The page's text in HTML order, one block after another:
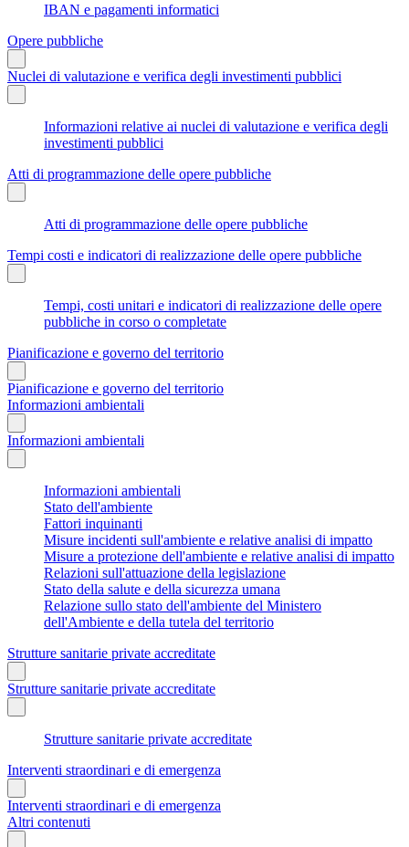
IBAN e pagamenti informatici
Opere pubbliche
Nuclei di valutazione e verifica degli investimenti pubblici
Informazioni relative ai nuclei di valutazione e verifica degli
investimenti pubblici
Atti di programmazione delle opere pubbliche
Atti di programmazione delle opere pubbliche
Tempi costi e indicatori di realizzazione delle opere pubbliche
Tempi, costi unitari e indicatori di realizzazione delle opere
pubbliche in corso o completate
Pianificazione e governo del territorio
Pianificazione e governo del territorio
Informazioni ambientali
Informazioni ambientali
Informazioni ambientali
Stato dell'ambiente
Fattori inquinanti
Misure incidenti sull'ambiente e relative analisi di impatto
Misure a protezione dell'ambiente e relative analisi di impatto
Relazioni sull'attuazione della legislazione
Stato della salute e della sicurezza umana
Relazione sullo stato dell'ambiente del Ministero
dell'Ambiente e della tutela del territorio
Strutture sanitarie private accreditate
Strutture sanitarie private accreditate
Strutture sanitarie private accreditate
Interventi straordinari e di emergenza
Interventi straordinari e di emergenza
Altri contenuti